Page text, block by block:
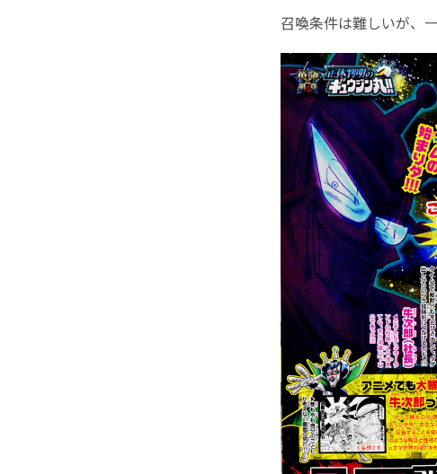
召喚条件は難しいが、